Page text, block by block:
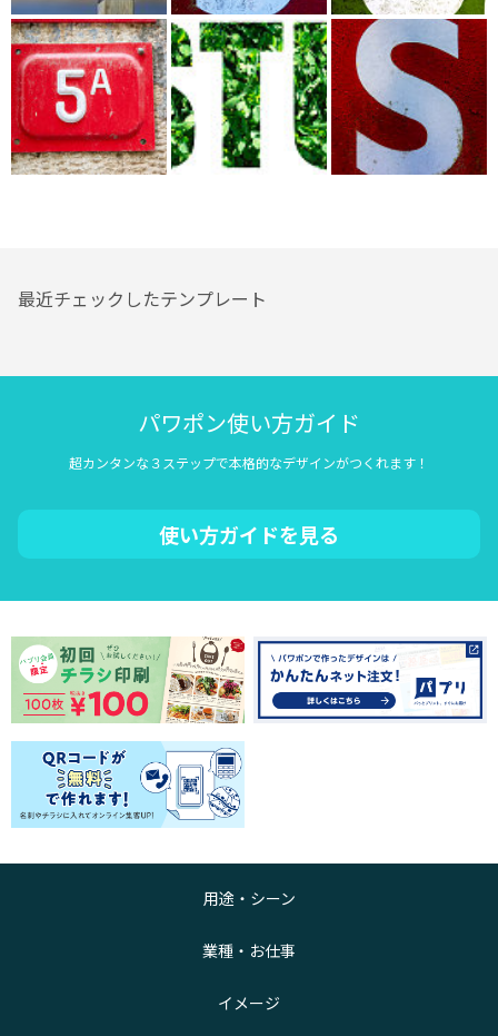
最近チェックしたテンプレート
パワポン使い方ガイド
超カンタンな３ステップで本格的なデザインがつくれます！
使い方ガイドを見る
用途・シーン
業種・お仕事
イメージ